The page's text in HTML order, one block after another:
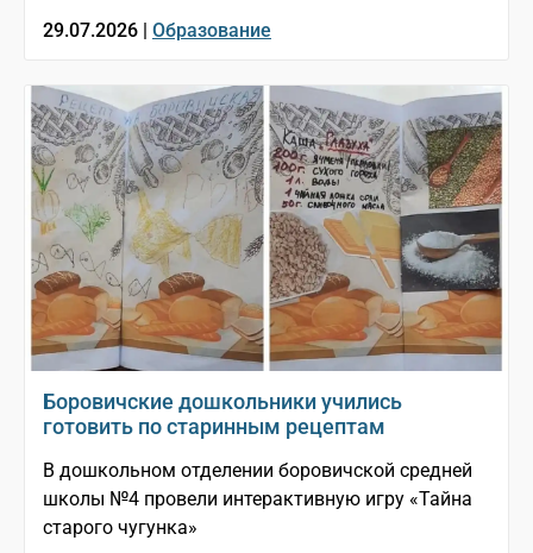
29.07.2026 | Образование
Боровичские дошкольники учились
готовить по старинным рецептам
В дошкольном отделении боровичской средней
школы №4 провели интерактивную игру «Тайна
старого чугунка»